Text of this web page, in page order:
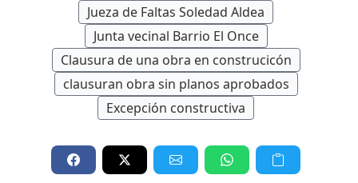
Jueza de Faltas Soledad Aldea
Junta vecinal Barrio El Once
Clausura de una obra en construcicón
clausuran obra sin planos aprobados
Excepción constructiva